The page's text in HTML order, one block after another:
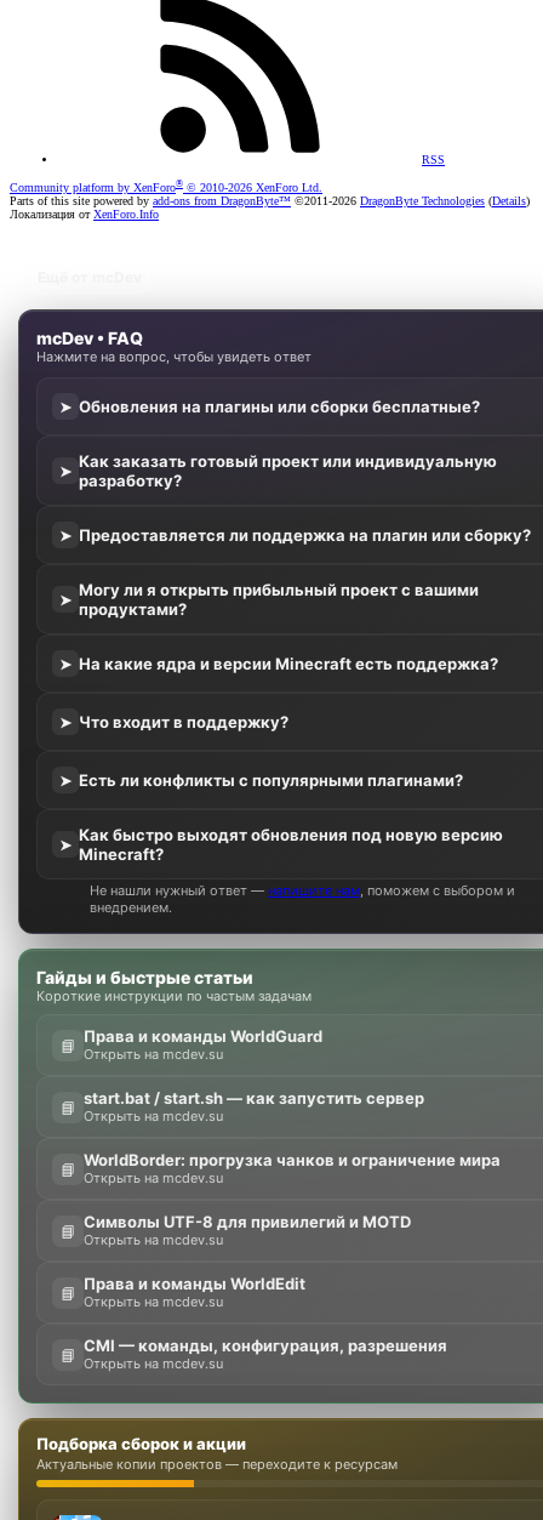
RSS
Community platform by XenForo® © 2010-2026 XenForo Ltd.
Parts of this site powered by add-ons from DragonByte™ ©2011-2026 DragonByte Technologies (Details)
Локализация отXenForo.Info
mcDev • FAQ
Нажмите на вопрос, чтобы увидеть ответ
➤ Обновления на плагины или сборки бесплатные?
➤ Как заказать готовый проект или индивидуальную
разработку?
➤ Предоставляется ли поддержка на плагин или сборку?
➤ Могу ли я открыть прибыльный проект с вашими
продуктами?
➤ На какие ядра и версии Minecraft есть поддержка?
➤ Что входит в поддержку?
➤ Есть ли конфликты с популярными плагинами?
➤ Как быстро выходят обновления под новую версию
Minecraft?
Не нашли нужный ответ —напишите нам, поможем с выбором и
внедрением.
Гайды и быстрые статьи
Короткие инструкции по частым задачам
📘 Права и команды WorldGuard
Открыть на mcdev.su
📘 start.bat / start.sh — как запустить сервер
Открыть на mcdev.su
📘 WorldBorder: прогрузка чанков и ограничение мира
Открыть на mcdev.su
📘 Символы UTF-8 для привилегий и MOTD
Открыть на mcdev.su
📘 Права и команды WorldEdit
Открыть на mcdev.su
📘 CMI — команды, конфигурация, разрешения
Открыть на mcdev.su
Подборка сборок и акции
Актуальные копии проектов — переходите к ресурсам